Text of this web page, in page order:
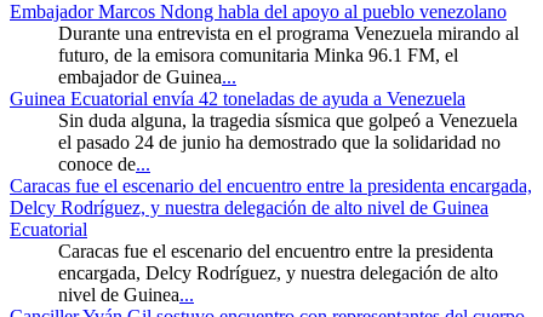
Embajador Marcos Ndong habla del apoyo al pueblo venezolano
Durante una entrevista en el programa Venezuela mirando al
futuro, de la emisora comunitaria Minka 96.1 FM, el
embajador de Guinea...
Guinea Ecuatorial envía 42 toneladas de ayuda a Venezuela
Sin duda alguna, la tragedia sísmica que golpeó a Venezuela
el pasado 24 de junio ha demostrado que la solidaridad no
conoce de...
Caracas fue el escenario del encuentro entre la presidenta encargada,
Delcy Rodríguez, y nuestra delegación de alto nivel de Guinea
Ecuatorial
Caracas fue el escenario del encuentro entre la presidenta
encargada, Delcy Rodríguez, y nuestra delegación de alto
nivel de Guinea...